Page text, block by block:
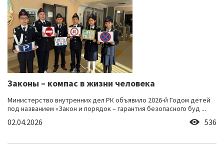
Законы – компас в жизни человека
Министерство внутренних дел РК объявило 2026-й Годом детей
под названием «Закон и порядок – гарантия безопасного буд ...
02.04.2026 536